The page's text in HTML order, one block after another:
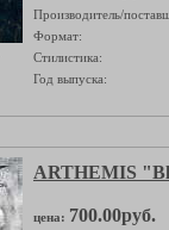
Производитель/
Формат:
Стилистика:
Год выпуска:
ARTHEMIS
цена: 700.00руб.